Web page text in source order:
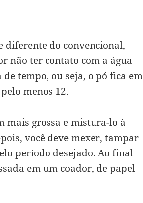
diferente do convencional,
não ter contato com a água
tempo, ou seja, o pó fica em
menos 12.
mais grossa e mistura-lo à
você deve mexer, tampar
período desejado. Ao final
em um coador, de papel